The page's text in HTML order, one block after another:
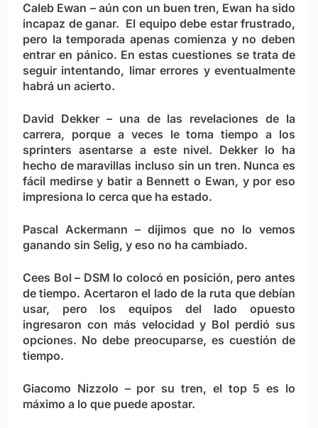
Caleb Ewan – aún con un buen tren, Ewan ha sido
incapaz de ganar. El equipo debe estar frustrado,
pero la temporada apenas comienza y no deben
entrar en pánico. En estas cuestiones se trata de
seguir intentando, limar errores y eventualmente
habrá un acierto.
David Dekker– una de las revelaciones de la
carrera, porque a veces le toma tiempo a los
sprinters asentarse a este nivel. Dekker lo ha
hecho de maravillas incluso sin un tren. Nunca es
fácil medirse y batir a Bennett o Ewan, y por eso
impresiona lo cerca que ha estado.
Pascal Ackermann – dijimos que no lo vemos
ganando sin Selig, y eso no ha cambiado.
Cees Bol – DSM lo colocó en posición, pero antes
de tiempo. Acertaron el lado de la ruta que debían
usar, pero los equipos del lado opuesto
ingresaron con más velocidad y Bol perdió sus
opciones. No debe preocuparse, es cuestión de
tiempo.
Giacomo Nizzolo – por su tren, el top 5 es lo
máximo a lo que puede apostar.